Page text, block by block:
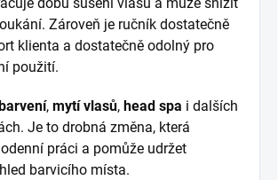
dobu sušení vlasů a může snížit
Zároveň je ručník dostatečně
klienta a dostatečně odolný pro
použití.
barvení, mytí vlasů, head spa i dalších
Je to drobná změna, která
práci a pomůže udržet
barvicího místa.